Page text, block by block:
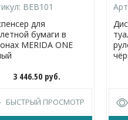
BEB101
для
бумаги в
MERIDA ONE
3 446.50 руб.
БЫСТРЫЙ ПРОСМОТР